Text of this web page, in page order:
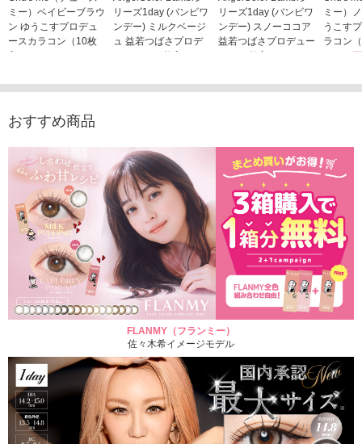
ミー）ベイビーブラウ
ン ゆうこすプロデュ
ースカラコン（10枚
入り）
リーズ1day (バンビワ
ンデー) ミルクベージ
ュ 益若つばさプロデ
ュース（10枚入り）
リーズ1day (バンビワ
ンデー) スノーココア
益若つばさプロデュー
ス（10枚入り）
ミー）
うこす
ラコン
おすすめ商品
FLANMY（フランミー）
佐々木希イメージモデル